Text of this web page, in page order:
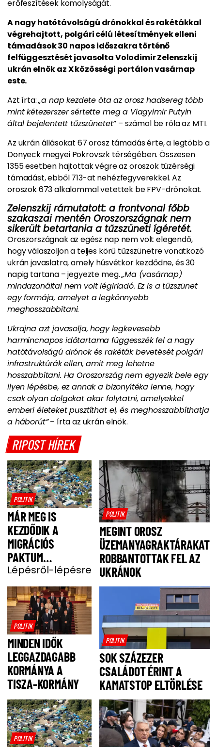
erőfeszítések komolyságát.​
A nagy hatótávolságú drónokkal és rakétákkal
végrehajtott, polgári célú létesítmények elleni
támadások 30 napos időszakra történő
felfüggesztését javasolta Volodimir Zelenszkij
ukrán elnök az X közösségi portálon vasárnap
este.
Azt írta:„a nap kezdete óta az orosz hadsereg több
mint kétezerszer sértette meg a Vlagyimir Putyin
által bejelentett tűzszünetet” – számol be róla az MTI.
Az ukrán állásokat 67 orosz támadás érte, a legtöbb a
Donyeck megyei Pokrovszk térségében. Összesen
1355 esetben hajtottak végre az oroszok tüzérségi
támadást, ebből 713-at nehézfegyverekkel. Az
oroszok 673 alkalommal vetettek be FPV-drónokat.
Zelenszkij rámutatott: a frontvonal főbb
szakaszai mentén Oroszországnak nem
sikerült betartania a tűzszüneti ígéretét.
Oroszországnak az egész nap nem volt elegendő,
hogy válaszoljon a teljes körű tűzszünetre vonatkozó
ukrán javaslatra, amely húsvétkor kezdődne, és 30
napig tartana – jegyezte meg.„Ma (vasárnap)
mindazonáltal nem volt légiriadó. Ez is a tűzszünet
egy formája, amelyet a legkönnyebb
meghosszabbítani.
Ukrajna azt javasolja, hogy legkevesebb
harmincnapos időtartama függesszék fel a nagy
hatótávolságú drónok és rakéták bevetését polgári
infrastruktúrák ellen, amit meg lehetne
hosszabbítani. Ha Oroszország nem egyezik bele egy
ilyen lépésbe, ez annak a bizonyítéka lenne, hogy
csak olyan dolgokat akar folytatni, amelyekkel
emberi életeket pusztíthat el, és meghosszabbíthatja
a háborút”– írta az ukrán elnök.
RIPOST HÍREK
POLITIK
MÁR MEG IS
KEZDŐDIK A
MIGRÁCIÓS
PAKTUM
BEVEZETÉSE
Lépésről-lépésre
POLITIK
MEGINT OROSZ
ÜZEMANYAGRAKTÁRAKAT
ROBBANTOTTAK FEL AZ
UKRÁNOK
POLITIK
MINDEN IDŐK
LEGGAZDAGABB
KORMÁNYA A
TISZA-KORMÁNY
POLITIK
SOK SZÁZEZER
CSALÁDOT ÉRINT A
KAMATSTOP ELTÖRLÉSE
POLITIK